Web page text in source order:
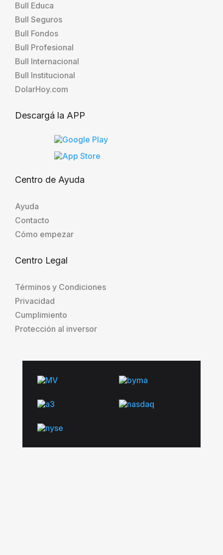
Bull Educa
Bull Seguros
Bull Fondos
Bull Profesional
Bull Internacional
Bull Institucional
DolarHoy.com
Descargá la APP
Centro de Ayuda
Ayuda
Contacto
Cómo empezar
Centro Legal
Términos y Condiciones
Privacidad
Cumplimiento
Protección al inversor